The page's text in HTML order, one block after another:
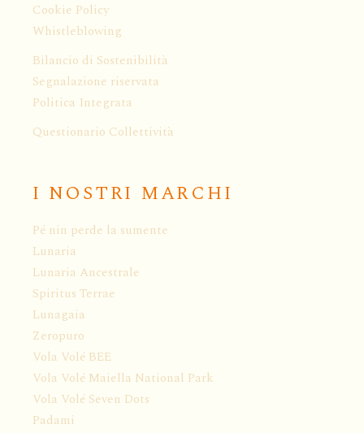
Cookie Policy
Whistleblowing
Bilancio di Sostenibilità
Segnalazione riservata
Politica Integrata
Questionario Collettività
I NOSTRI MARCHI
Pé nin perde la sumente
Lunaria
Lunaria Ancestrale
Spiritus Terrae
Lunagaia
Zeropuro
Vola Volé BEE
Vola Volé Maiella National Park
Vola Volé Seven Dots
Padami